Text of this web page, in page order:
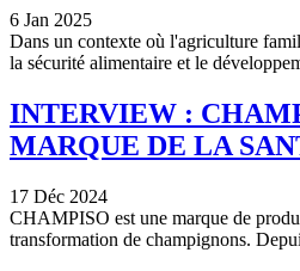
6 Jan 2025
Dans un contexte où l'agriculture
la sécurité alimentaire et le
INTERVIEW :
MARQUE DE LA
17 Déc 2024
CHAMPISO est une marque de
transformation de champignons.